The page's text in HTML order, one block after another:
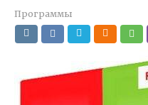
Программы